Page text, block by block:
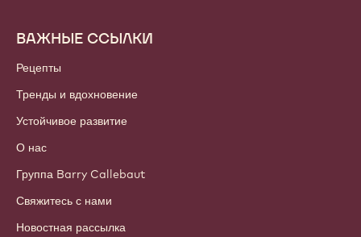
Footer
Callebaut
ВАЖНЫЕ ССЫЛКИ
Рецепты
Тренды и вдохновение
Устойчивое развитие
О нас
Группа Barry Callebaut
Свяжитесь с нами
Новостная рассылка